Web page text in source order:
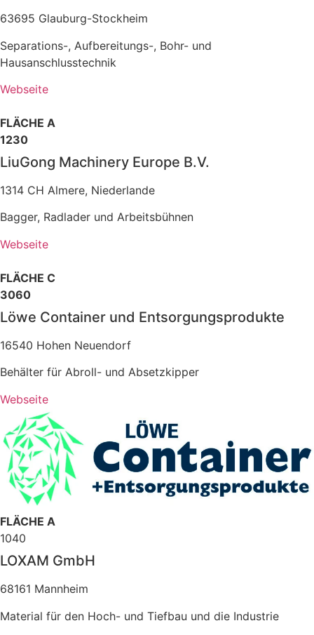
63695 Glauburg-Stockheim
Separations-, Aufbereitungs-, Bohr- und
Hausanschlusstechnik
Webseite
FLÄCHE A
1230
LiuGong Machinery Europe B.V.
1314 CH Almere, Niederlande
Bagger, Radlader und Arbeitsbühnen
Webseite
FLÄCHE C
3060
Löwe Container und Entsorgungsprodukte
16540 Hohen Neuendorf
Behälter für Abroll- und Absetzkipper
Webseite
FLÄCHE A
1040
LOXAM GmbH
68161 Mannheim
Material für den Hoch- und Tiefbau und die Industrie